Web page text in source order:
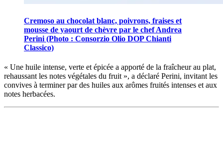
Cremoso au chocolat blanc, poivrons, fraises et
mousse de yaourt de chèvre par le chef Andrea
Perini (Photo : Consorzio Olio DOP Chianti
Classico)
« Une huile intense, verte et épicée a apporté de la fraîcheur au plat,
rehaussant les notes végétales du fruit », a déclaré Perini, invitant les
convives à terminer par des huiles aux arômes fruités intenses et aux
notes herbacées.